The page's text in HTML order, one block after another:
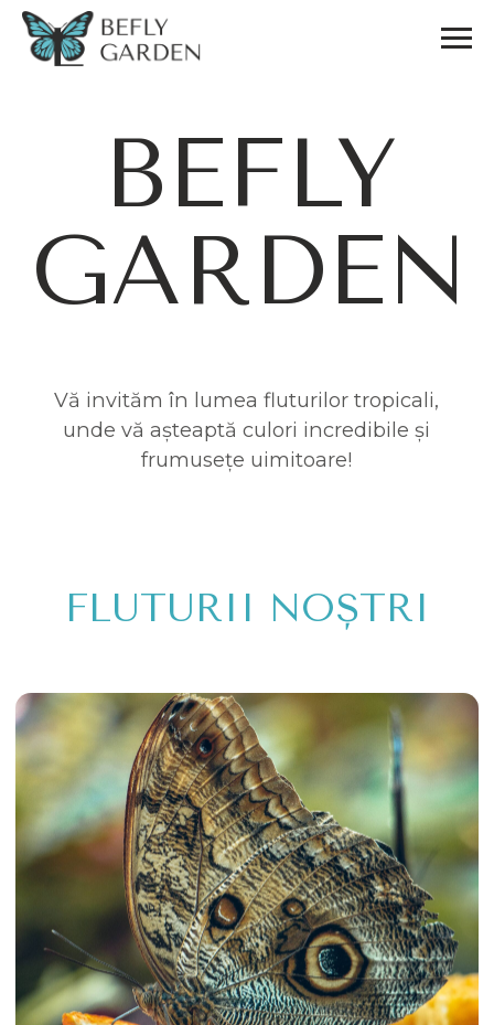
BEFLY
GARDEN
Vă invităm în lumea fluturilor tropicali,
unde vă așteaptă culori incredibile și
FLUTURII NOȘTRI
Caligo eurilochus